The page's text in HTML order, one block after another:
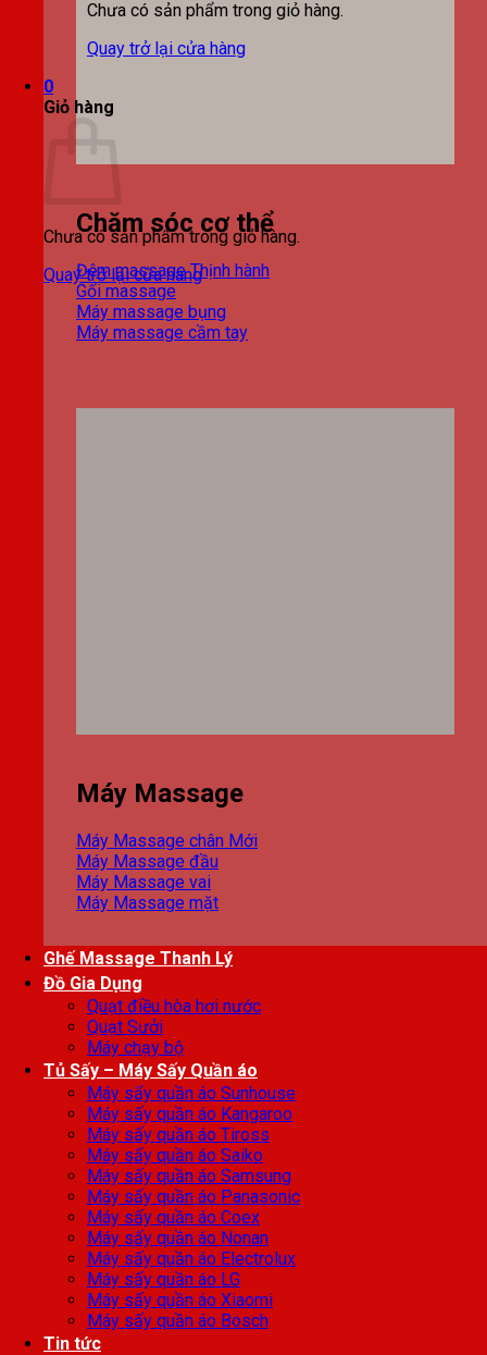
Chưa có sản phẩm trong giỏ hàng.
Quay trở lại cửa hàng
0
Giỏ hàng
Chưa có sản phẩm trong giỏ hàng.
Quay trở lại cửa hàng
Chăm sóc cơ thể
Đệm massage
Gối massage
Máy massage bụng
Máy massage cầm tay
Máy Massage
Máy Massage chân
Máy Massage đầu
Máy Massage vai
Máy Massage mặt
Ghế Massage Thanh Lý
Đồ Gia Dụng
Quạt điều hòa hơi nước
Quạt Sưởi
Máy chạy bộ
Tủ Sấy – Máy Sấy Quần áo
Máy sấy quần áo Sunhouse
Máy sấy quần áo Kangaroo
Máy sấy quần áo Tiross
Máy sấy quần áo Saiko
Máy sấy quần áo Samsung
Máy sấy quần áo Panasonic
Máy sấy quần áo Coex
Máy sấy quần áo Nonan
Máy sấy quần áo Electrolux
Máy sấy quần áo LG
Máy sấy quần áo Xiaomi
Máy sấy quần áo Bosch
Tin tức